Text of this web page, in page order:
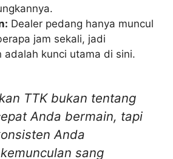
Dealer pedang hanya muncul
jam sekali, jadi
adalah kunci utama di sini.
TTK bukan tentang
Anda bermain, tapi
Anda
sang